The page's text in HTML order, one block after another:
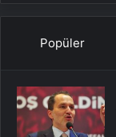
Popüler